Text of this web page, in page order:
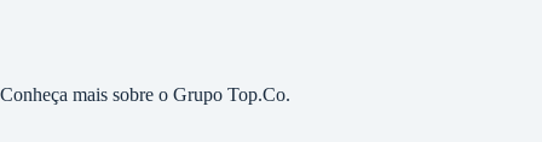
Conheça mais sobre o Grupo Top.Co.